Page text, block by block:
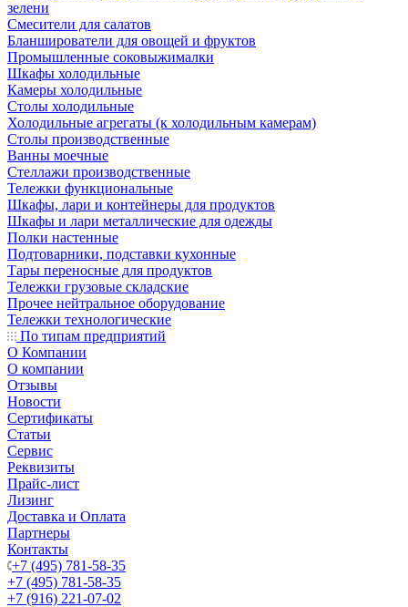
зелени
Смесители для салатов
Бланширователи для овощей и фруктов
Промышленные соковыжималки
Шкафы холодильные
Камеры холодильные
Столы холодильные
Холодильные агрегаты (к холодильным камерам)
Столы производственные
Ванны моечные
Стеллажи производственные
Тележки функциональные
Шкафы, лари и контейнеры для продуктов
Шкафы и лари металлические для одежды
Полки настенные
Подтоварники, подставки кухонные
Тары переносные для продуктов
Тележки грузовые складские
Прочее нейтральное оборудование
Тележки технологические
По типам предприятий
О Компании
О компании
Отзывы
Новости
Сертификаты
Статьи
Сервис
Реквизиты
Прайс-лист
Лизинг
Доставка и Оплата
Партнеры
Контакты
+7 (495) 781-58-35
+7 (495) 781-58-35
+7 (916) 221-07-02